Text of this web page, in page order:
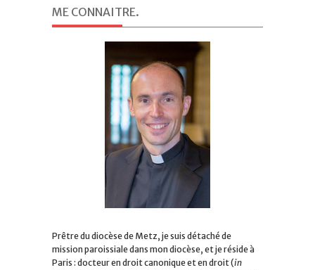
ME CONNAITRE.
Prêtre du diocèse de Metz, je suis détaché de
mission paroissiale dans mon diocèse, et je réside à
Paris : docteur en droit canonique et en droit (in